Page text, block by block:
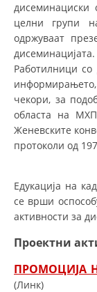
целни групи
одржуваат
дисеминацијата.
Работилници
чекори, за
областа на
Женевските
протоколи од
Едукација на
се врши
активности за
Проектни
ПРОМОЦИЈА
(Линк)